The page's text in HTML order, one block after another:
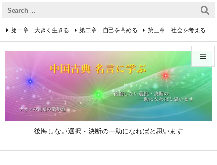
後悔しない選択・決断の一助になればと思います


メニュ

第一章 大きく生きる 第二章 自己を高める 第三章 社会を考える
第四章 着実に生きる 第五章 逆境を乗り越えるための心得
第六章 成功の心得 第七章 人と接するための心得
第八章 リーダーの心得